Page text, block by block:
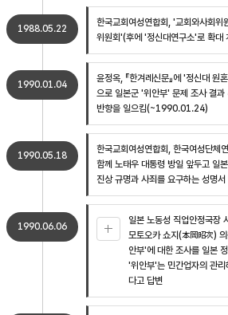
1988.05.22
한국교회여성연합회, '교회와사회
위원회'(후에 '정신대연구소'로 확대
1990.01.04
윤정옥, 『한겨레신문』에 '정신대
으로 일본군 '위안부' 문제 조사 결
반향을 일으킴(~1990.01.24)
1990.05.18
한국교회여성연합회, 한국여성단체
함께 노태우 대통령 방일 앞두고 일
진상 규명과 사죄를 요구하는 성명서
1990.06.06
일본 노동성 직업안정국장
모토오카 쇼지(本岡昭次)
안부'에 대한 조사를 일본
'위안부'는 민간업자의 관
다고 답변